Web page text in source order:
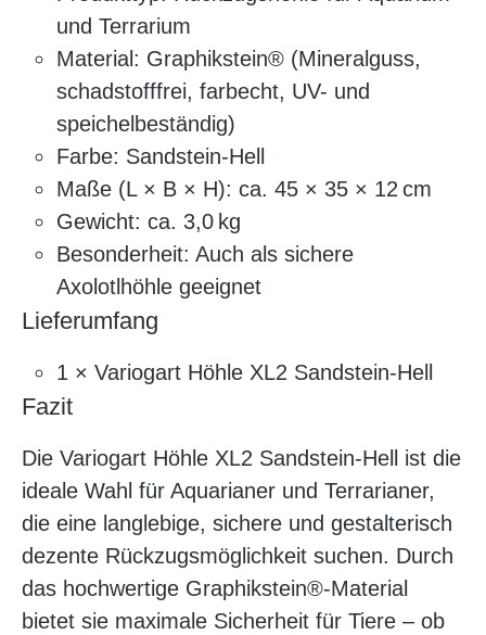
und Terrarium
Material: Graphikstein® (Mineralguss,
schadstofffrei, farbecht, UV- und
speichelbeständig)
Farbe: Sandstein-Hell
Maße (L × B × H): ca. 45 × 35 × 12 cm
Gewicht: ca. 3,0 kg
Besonderheit: Auch als sichere
Axolotlhöhle geeignet
Lieferumfang
1 × Variogart Höhle XL2 Sandstein-Hell
Fazit
Die Variogart Höhle XL2 Sandstein-Hell ist die
ideale Wahl für Aquarianer und Terrarianer,
die eine langlebige, sichere und gestalterisch
dezente Rückzugsmöglichkeit suchen. Durch
das hochwertige Graphikstein®-Material
bietet sie maximale Sicherheit für Tiere – ob